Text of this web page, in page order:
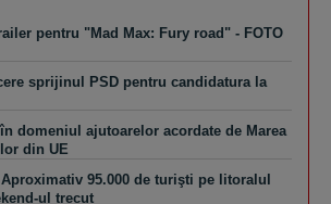
pentru "Mad Max: Fury road" - FOTO
sprijinul PSD pentru candidatura la
domeniul ajutoarelor acordate de Marea
din UE
95.000 de turişti pe litoralul
ul trecut